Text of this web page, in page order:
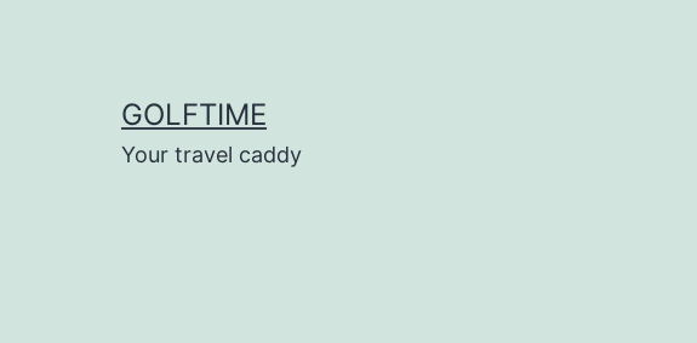
GOLFTIME
Your travel caddy